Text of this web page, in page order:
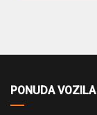
PONUDA VOZILA